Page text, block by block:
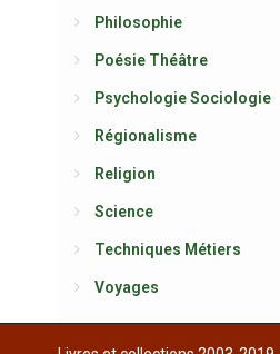
Philosophie
Poésie Théâtre
Psychologie Sociologie
Régionalisme
Religion
Science
Techniques Métiers
Voyages